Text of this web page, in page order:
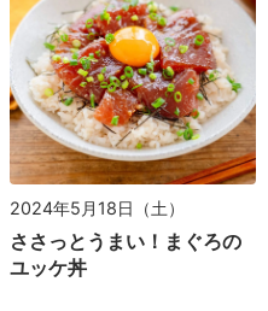
2024年5月18日（土）
ささっとうまい！まぐろの
ユッケ丼